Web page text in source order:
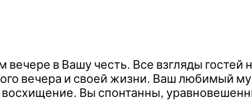
вечере в Вашу честь. Все взгляды
вечера и своей жизни. Ваш любимый
восхищение. Вы спонтанны,